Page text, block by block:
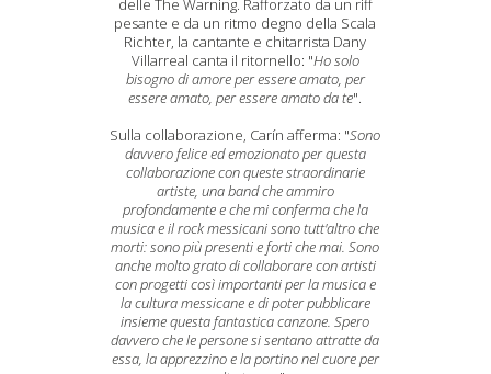
delle The Warning. Rafforzato da un riff
pesante e da un ritmo degno della Scala
Richter, la cantante e chitarrista Dany
Villarreal canta il ritornello: "Ho solo
bisogno di amore per essere amato, per
essere amato, per essere amato da te".
Sulla collaborazione, Carín afferma: "Sono
davvero felice ed emozionato per questa
collaborazione con queste straordinarie
artiste, una band che ammiro
profondamente e che mi conferma che la
musica e il rock messicani sono tutt'altro che
morti: sono più presenti e forti che mai. Sono
anche molto grato di collaborare con artisti
con progetti così importanti per la musica e
la cultura messicane e di poter pubblicare
insieme questa fantastica canzone. Spero
davvero che le persone si sentano attratte da
essa, la apprezzino e la portino nel cuore per